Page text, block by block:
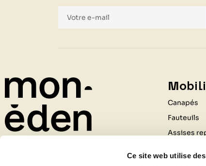
Ce site web utilise
Canapés
Fauteuils
Assises